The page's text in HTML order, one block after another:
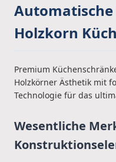
Holzkorn
Premium
Holzkörner Ästhetik mit
Technologie für das
Wesentliche